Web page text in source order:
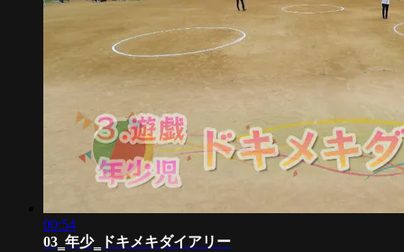
00:54
03‗年少‗ドキメキダイアリー